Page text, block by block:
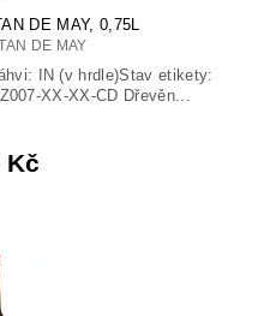
DE MAY, 0,75L
DE MAY
IN (v hrdle)Stav etikety:
XX-XX-CD Dřevěn...
Kč